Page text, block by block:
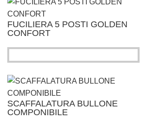
FUCILIERA 5 POSTI GOLDEN
CONFORT
SCAFFALATURA BULLONE
COMPONIBILE